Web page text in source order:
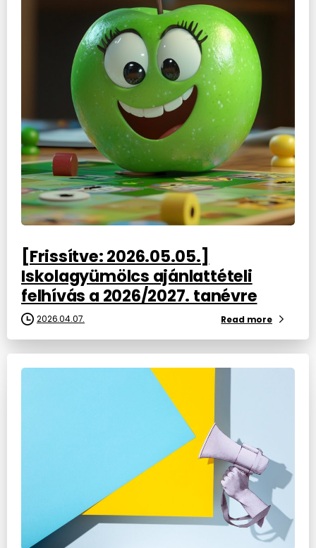
[Frissítve: 2026.05.05.]
Iskolagyümölcs ajánlattételi
felhívás a 2026/2027. tanévre
2026.04.07. Read more